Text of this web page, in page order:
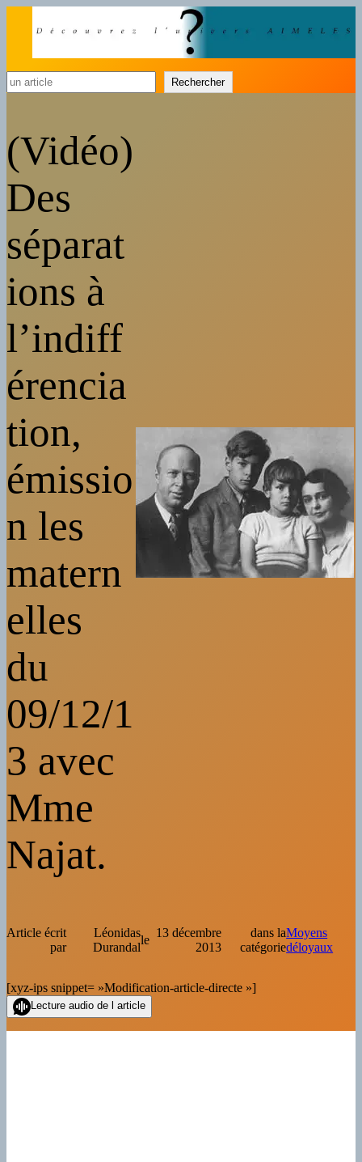
Rechercher
(Vidéo)
Des
séparat
ions à
l’indiff
érencia
tion,
émissio
n les
matern
elles
du
09/12/1
3 avec
Mme
Najat.
Article écrit
par
Léonidas
Durandal
le
13 décembre
2013
dans la
catégorie
Moyens
déloyaux
[xyz-ips snippet= »Modification-article-directe »]
Lecture audio de l article